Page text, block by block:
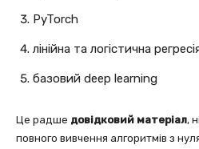
PyTorch
лінійна та логістична
базовий deep learning
Це радше довідковий матеріал,
повного вивчення алгоритмів з